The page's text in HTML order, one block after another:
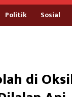
Politik Sosial
di